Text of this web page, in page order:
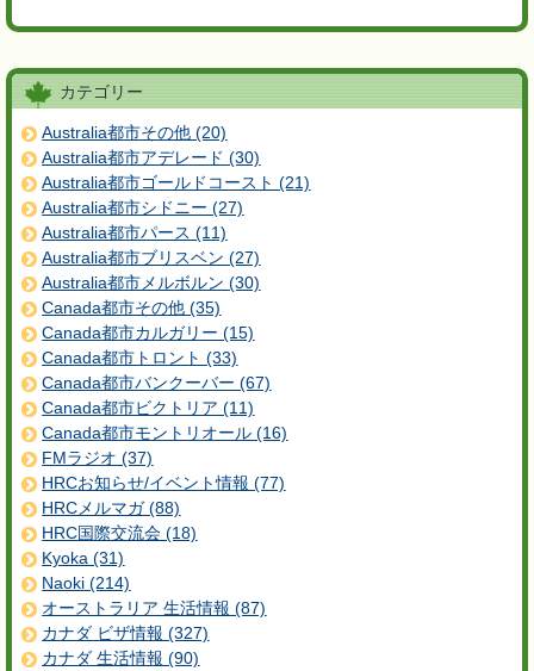
カテゴリー
Australia都市その他 (20)
Australia都市アデレード (30)
Australia都市ゴールドコースト (21)
Australia都市シドニー (27)
Australia都市パース (11)
Australia都市ブリスベン (27)
Australia都市メルボルン (30)
Canada都市その他 (35)
Canada都市カルガリー (15)
Canada都市トロント (33)
Canada都市バンクーバー (67)
Canada都市ビクトリア (11)
Canada都市モントリオール (16)
FMラジオ (37)
HRCお知らせ/イベント情報 (77)
HRCメルマガ (88)
HRC国際交流会 (18)
Kyoka (31)
Naoki (214)
オーストラリア 生活情報 (87)
カナダ ビザ情報 (327)
カナダ 生活情報 (90)